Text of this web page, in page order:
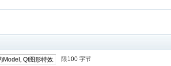
限100 字节